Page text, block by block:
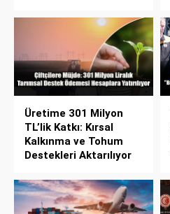
Üretime 301 Milyon
TL’lik Katkı: Kırsal
Kalkınma ve Tohum
Destekleri Aktarılıyor